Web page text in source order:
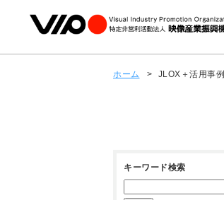
ホーム > JLOX＋活用事例
キーワード検索